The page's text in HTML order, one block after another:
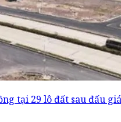
tại 29 lô đất sau đấu